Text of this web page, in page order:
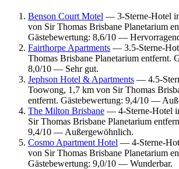
Benson Court Motel — 3-Sterne-Hotel
von Sir Thomas Brisbane Planetarium
Gästebewertung: 8,6/10 —
Fairthorpe Apartments — 3.5-Sterne-
Thomas Brisbane Planetarium entfernt.
8,0/10 — Sehr gut.
Jephson Hotel & Apartments — 4.5-
Toowong, 1,7 km von Sir Thomas
entfernt. Gästebewertung: 9,4/10 —
The Milton Brisbane — 4-Sterne-Hotel
Sir Thomas Brisbane Planetarium
9,4/10 — Außergewöhnlich.
Cosmo Apartment Hotel — 4-Sterne-
von Sir Thomas Brisbane Planetarium
Gästebewertung: 9,0/10 — Wunderbar.